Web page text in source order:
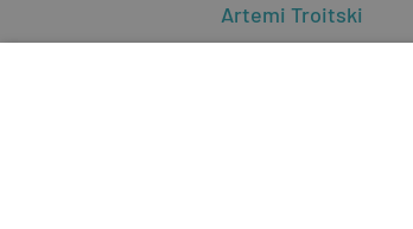
Artemi Troitski